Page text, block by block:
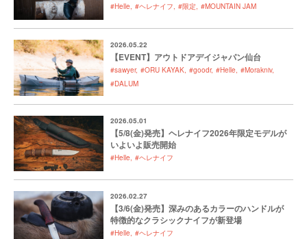
#Helle #ヘレナイフ #限定 #MOUNTAIN JAM
2026.05.22
【EVENT】アウトドアデイジャパン仙台
#sawyer #ORU KAYAK #goodr #Helle #Morakniv
#DALUM
2026.05.01
【5/8(金)発売】ヘレナイフ2026年限定モデルが
いよいよ販売開始
#Helle #ヘレナイフ
2026.02.27
【3/6(金)発売】深みのあるカラーのハンドルが
特徴的なクラシックナイフが新登場
#Helle #ヘレナイフ